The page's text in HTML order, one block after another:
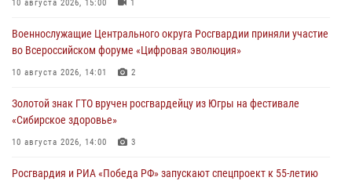
10 августа 2026, 15:00 1
Военнослужащие Центрального округа Росгвардии приняли участие
во Всероссийском форуме «Цифровая эволюция»
10 августа 2026, 14:01 2
Золотой знак ГТО вручен росгвардейцу из Югры на фестивале
«Сибирское здоровье»
10 августа 2026, 14:00 3
Росгвардия и РИА «Победа РФ» запускают спецпроект к 55-летию